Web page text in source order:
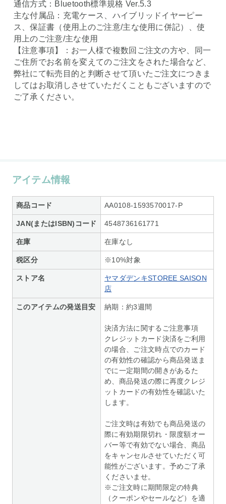
通信方式：Bluetooth標準規格 Ver.5.3
主な付属品：充電ケース、ハイブリッドイヤーピー
ス、保証書（使用上のご注意/主な使用に併記）、使
用上のご注意/主な使用
【注意事項】：お一人様で複数回ご注文の方や、同一
ご住所でお名前を変えてのご注文をされた場合など、
弊社にて転売目的と判断させて頂いたご注文につきま
してはお取消しさせていただくこともございますので
ご了承ください。
アイテム情報
商品コード AA0108-1593570017-P
JAN(またはISBN)コード 4548736161771
在庫 在庫なし
税区分 ※10%対象
ストア名
ヤマダデンキSTOREE SAISON
店
このアイテムの発送目安 納期：約3週間
決済方法に関するご注意事項
クレジットカード決済をご利用
の場合、ご注文時点でのカード
の有効性の確認から商品発送ま
でに一定期間の開きがあるた
め、商品発送の際に再度クレジ
ットカードの有効性を確認いた
します。
ご注文時は有効でも商品発送の
際に有効期限切れ・限度額オー
バー等で有効でない場合、商品
をキャンセルさせていただく可
能性がございます。予めご了承
くださいませ。
※ご注文時に期間限定の特典
（クーポンやセールなど）を適